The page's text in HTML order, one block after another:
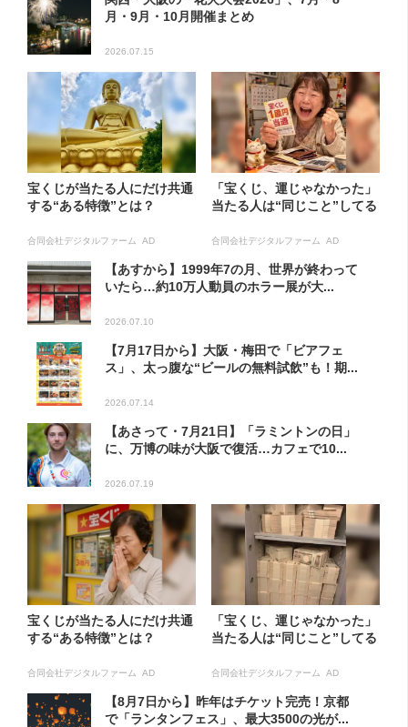
月・9月・10月開催まとめ
2026.07.15
宝くじが当たる人にだけ共通
する“ある特徴”とは？
合同会社デジタルファーム AD
「宝くじ、運じゃなかった」
当たる人は“同じこと”してる
合同会社デジタルファーム AD
【あすから】1999年7の月、世界が終わって
いたら…約10万人動員のホラー展が大...
2026.07.10
【7月17日から】大阪・梅田で「ビアフェ
ス」、太っ腹な“ビールの無料試飲”も！期...
2026.07.14
【あさって・7月21日】「ラミントンの日」
に、万博の味が大阪で復活…カフェで10...
2026.07.19
宝くじが当たる人にだけ共通
する“ある特徴”とは？
合同会社デジタルファーム AD
「宝くじ、運じゃなかった」
当たる人は“同じこと”してる
合同会社デジタルファーム AD
【8月7日から】昨年はチケット完売！京都
で「ランタンフェス」、最大3500の光が...